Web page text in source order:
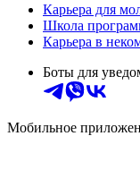
Карьера для
Школа
Карьера в
Боты для
Мобильное